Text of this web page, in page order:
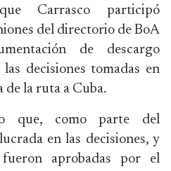
Carrasco participó
del directorio de BoA
de descargo
decisiones tomadas en
la ruta a Cuba.
que, como parte del
en las decisiones, y
aprobadas por el